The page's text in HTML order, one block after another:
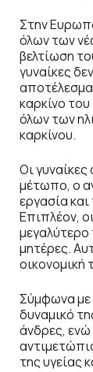
Στην
όλων των
βελτίωση
γυναίκες
αποτέλεσμα
καρκίνο
όλων των
καρκίνου.
Οι
μέτωπο, ο
εργασία
Επιπλέον,
μητέρες.
Σύμφωνα με
δυναμικό
άνδρες, ενώ
της υγείας